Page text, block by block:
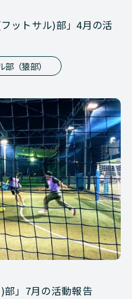
ットサル)部」4月の活
部（猿部）
部」7月の活動報告